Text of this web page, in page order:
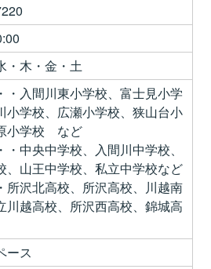
・木・金・土
・入間川東小学校、富士見小学
小学校、広瀬小学校、狭山台小
小学校 など
・中央中学校、入間川中学校、
、山王中学校、私立中学校など
所沢北高校、所沢高校、川越南
川越高校、所沢西高校、錦城高
ース